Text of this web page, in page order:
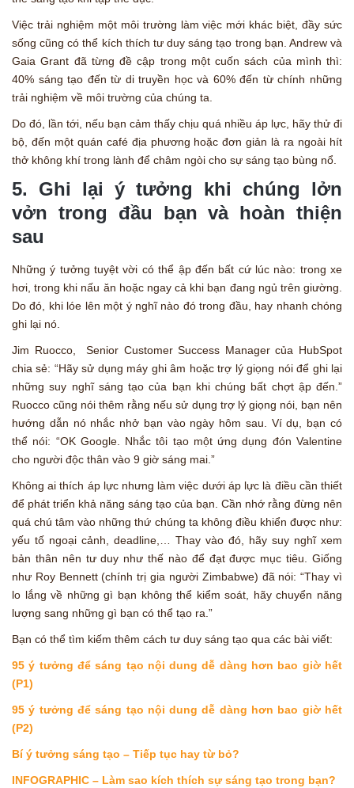
Việc trải nghiệm một môi trường làm việc mới khác biệt, đầy sức
sống cũng có thể kích thích tư duy sáng tạo trong bạn. Andrew và
Gaia Grant đã từng đề cập trong một cuốn sách của mình thì:
40% sáng tạo đến từ di truyền học và 60% đến từ chính những
trải nghiệm về môi trường của chúng ta.
Do đó, lần tới, nếu bạn cảm thấy chịu quá nhiều áp lực, hãy thử đi
bộ, đến một quán café địa phương hoặc đơn giản là ra ngoài hít
thở không khí trong lành để châm ngòi cho sự sáng tạo bùng nổ.
5. Ghi lại ý tưởng khi chúng lởn
vởn trong đầu bạn và hoàn thiện
sau
Những ý tưởng tuyệt vời có thể ập đến bất cứ lúc nào: trong xe
hơi, trong khi nấu ăn hoặc ngay cả khi bạn đang ngủ trên giường.
Do đó, khi lóe lên một ý nghĩ nào đó trong đầu, hay nhanh chóng
ghi lại nó.
Jim Ruocco, Senior Customer Success Manager của HubSpot
chia sẻ: “Hãy sử dụng máy ghi âm hoặc trợ lý giọng nói để ghi lại
những suy nghĩ sáng tạo của bạn khi chúng bất chợt ập đến.”
Ruocco cũng nói thêm rằng nếu sử dụng trợ lý giọng nói, bạn nên
hướng dẫn nó nhắc nhở bạn vào ngày hôm sau. Ví dụ, bạn có
thể nói: “OK Google. Nhắc tôi tạo một ứng dụng đón Valentine
cho người độc thân vào 9 giờ sáng mai.”
Không ai thích áp lực nhưng làm việc dưới áp lực là điều cần thiết
để phát triển khả năng sáng tạo của bạn. Cần nhớ rằng đừng nên
quá chú tâm vào những thứ chúng ta không điều khiển được như:
yếu tố ngoại cảnh, deadline,… Thay vào đó, hãy suy nghĩ xem
bản thân nên tư duy như thế nào để đạt được mục tiêu. Giống
như Roy Bennett (chính trị gia người Zimbabwe) đã nói: “Thay vì
lo lắng về những gì bạn không thể kiểm soát, hãy chuyển năng
lượng sang những gì bạn có thể tạo ra.”
Bạn có thể tìm kiếm thêm cách tư duy sáng tạo qua các bài viết:
95 ý tưởng để sáng tạo nội dung dễ dàng hơn bao giờ hết
(P1)
95 ý tưởng để sáng tạo nội dung dễ dàng hơn bao giờ hết
(P2)
Bí ý tưởng sáng tạo – Tiếp tục hay từ bỏ?
INFOGRAPHIC – Làm sao kích thích sự sáng tạo trong bạn?